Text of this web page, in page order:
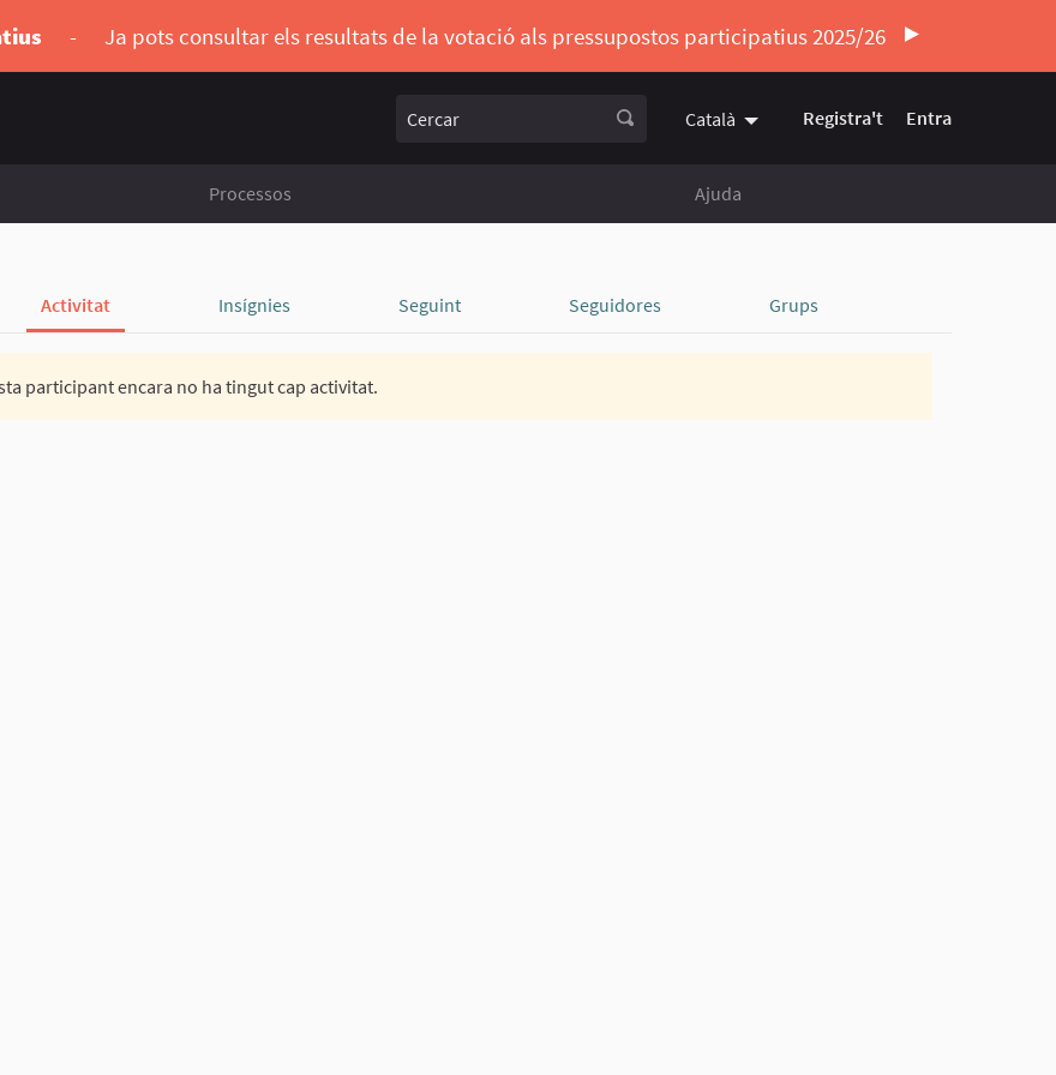
- Ja pots consultar els resultats de la votació als pressupostos participatius 2025/26
Català Triar la llengua Elegir el idioma
Registra't Entra
Processos Ajuda
Activitat Insígnies Seguint Seguidores Grups
participant encara no ha tingut cap activitat.